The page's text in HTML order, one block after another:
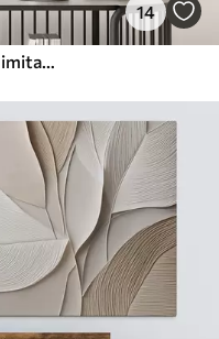
14
Abstraktne kompositsioon, maali imitatsioon